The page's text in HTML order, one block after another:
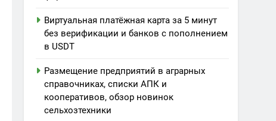
Виртуальная платёжная карта за 5 минут
без верификации и банков с пополнением
в USDT
Размещение предприятий в аграрных
справочниках, списки АПК и
кооперативов, обзор новинок
сельхозтехники